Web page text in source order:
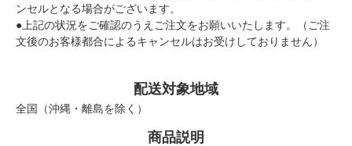
ンセルとなる場合がございます。
●上記の状況をご確認のうえご注文をお願いいたします。（ご注
文後のお客様都合によるキャンセルはお受けしておりません）
配送対象地域
全国（沖縄・離島を除く）
商品説明